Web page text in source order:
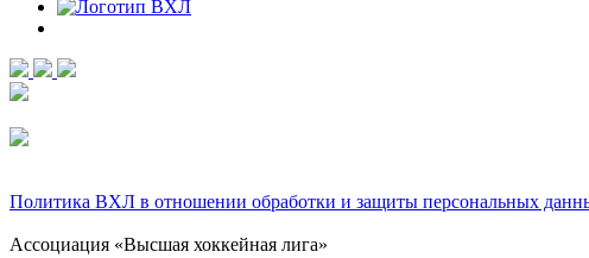
Политика ВХЛ в отношении обработки и защиты персональных
Ассоциация «Высшая хоккейная лига»